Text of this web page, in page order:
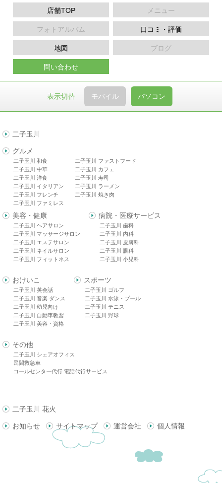
店舗TOP メニュー
フォトアルバム 口コミ・評価
地図 ブログ
問い合わせ
表示切替 モバイル パソコン
二子玉川
グルメ
二子玉川 和食
二子玉川 中華
二子玉川 洋食
二子玉川 イタリアン
二子玉川 フレンチ
二子玉川 ファミレス
二子玉川 ファストフード
二子玉川 カフェ
二子玉川 寿司
二子玉川 ラーメン
二子玉川 焼き肉
美容・健康
二子玉川 ヘアサロン
二子玉川 マッサージサロン
二子玉川 エステサロン
二子玉川 ネイルサロン
二子玉川 フィットネス
病院・医療サービス
二子玉川 歯科
二子玉川 内科
二子玉川 皮膚科
二子玉川 眼科
二子玉川 小児科
おけいこ
二子玉川 英会話
二子玉川 音楽 ダンス
二子玉川 幼児向け
二子玉川 自動車教習
二子玉川 美容・資格
スポーツ
二子玉川 ゴルフ
二子玉川 水泳・プール
二子玉川 テニス
二子玉川 野球
その他
二子玉川 シェアオフィス
民間救急車
コールセンター代行 電話代行サービス
二子玉川 花火
お知らせ サイトマップ 運営会社 個人情報